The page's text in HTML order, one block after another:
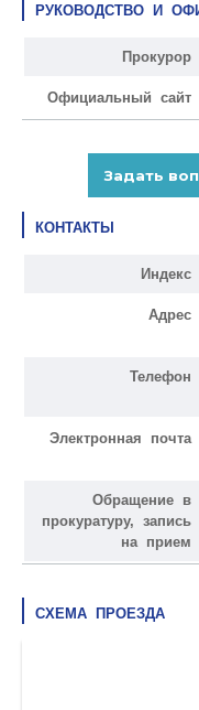
РУКОВОДСТВО И
Прокурор
Официальный сайт
КОНТАКТЫ
Индекс
Адрес
Телефон
Электронная почта
Обращение в
прокуратуру, запись
на прием
СХЕМА ПРОЕЗДА